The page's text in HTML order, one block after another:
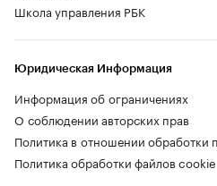
Школа управления РБК
Юридическая Информация
Информация об ограничениях
О соблюдении авторских прав
Политика в отношении обработки
Политика обработки файлов cookie